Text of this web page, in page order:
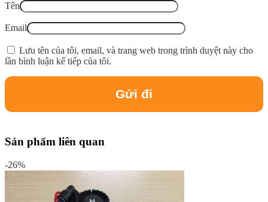
Tên
Email
Lưu tên của tôi, email, và trang web trong trình duyệt này cho
lần bình luận kế tiếp của tôi.
Sản phẩm liên quan
-26%